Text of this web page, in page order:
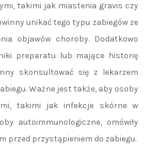
takimi jak miastenia gravis czy
unikać tego typu zabiegów ze
objawów choroby. Dodatkowo
preparatu lub mające historię
skonsultować się z lekarzem
Ważne jest także, aby osoby
takimi jak infekcje skórne w
autoimmunologiczne, omówiły
przed przystąpieniem do zabiegu.